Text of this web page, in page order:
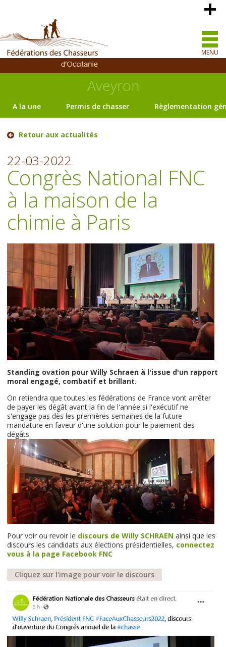
MENU
Aveyron
A la une Permis de chasser Règlementation
Retour aux actualités
22-03-2022
Congrès National FNC
à la maison de la
chimie à Paris
Standing ovation pour Willy Schraen à l'issue d'un rapport
moral engagé, combatif et brillant.
On retiendra que toutes les fédérations de France vont arrêter
de payer les dégât avant la fin de l'année si l'exécutif ne
s'engage pas dès les premières semaines de la future
mandature en faveur d'une solution pour le paiement des
dégâts.
Pour voir ou revoir le discours de Willy SCHRAEN ainsi que les
discours les candidats aux élections présidentielles, connectez
vous à la page Facebook FNC
Cliquez sur l'image pour voir le discours